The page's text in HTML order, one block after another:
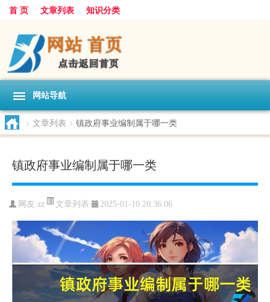
首 页 文章列表 知识分类
网站导航
> 文章列表 > 镇政府事业编制属于哪一类
镇政府事业编制属于哪一类
网友:zz 文章列表 2025-01-10 20:36:06